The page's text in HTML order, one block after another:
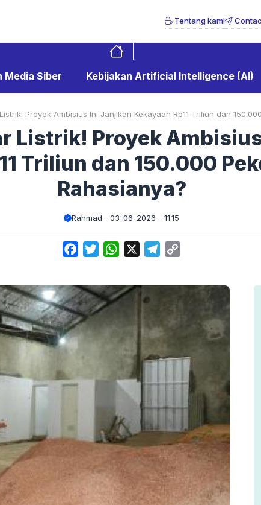
Tentang kami
Media Siber Kebijakan Artificial Intelligence (AI)
Proyek Ambisius Ini Janjikan Kekayaan Rp11 Triliun dan
Listrik! Proyek
Triliun dan 150.000
Rahasianya?
Rahmad 03-06-2026 - 11.15
FacebookTwitterWhatsApp Telegram